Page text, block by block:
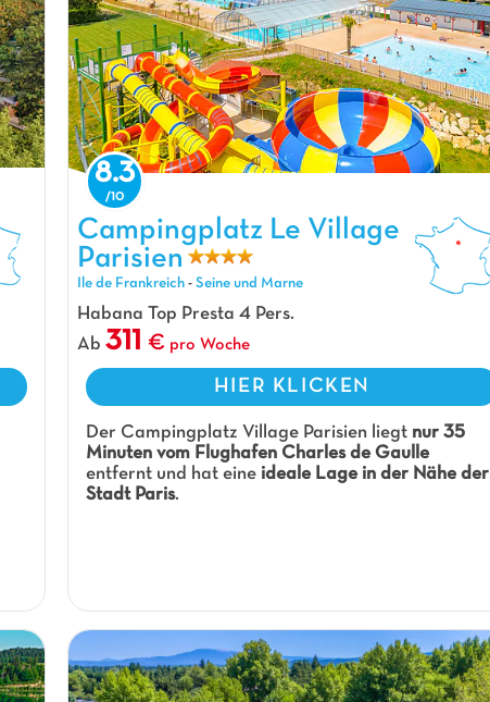
Campingplatz Le Village Parisien, Campingplatz Ile de Frankreich
8.3
Campingplatz Le Village
Parisien
Ile de Frankreich- Seine und Marne
Habana Top Presta 4 Pers.
Ab 311 pro Woche
HIER KLICKEN
Der Campingplatz Village Parisien liegt nur 35
Minuten vom Flughafen Charles de Gaulle
entfernt und hat eine ideale Lage in der Nähe der
Stadt Paris.